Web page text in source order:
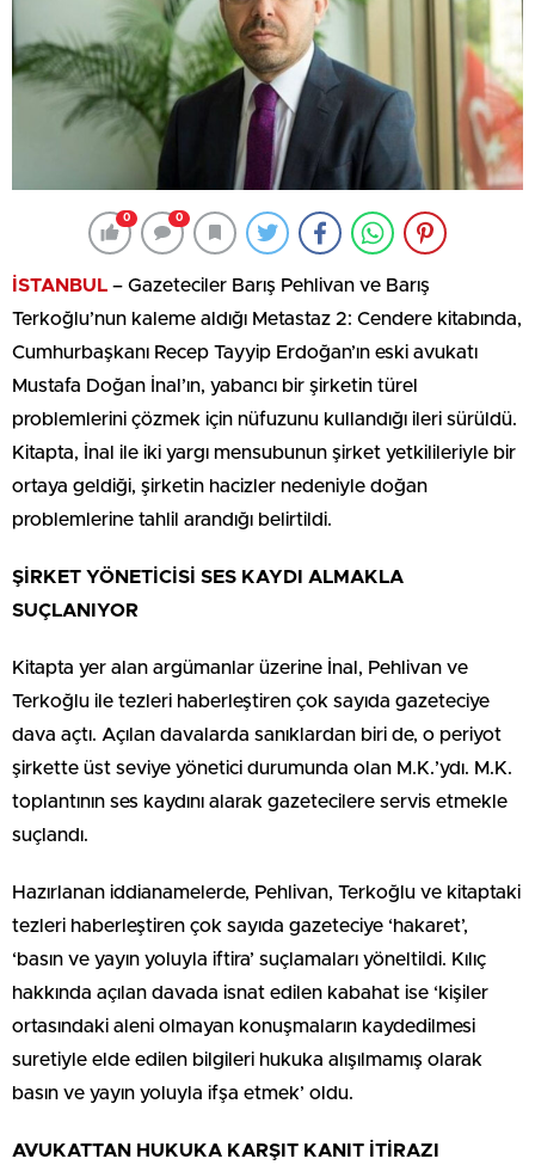
0 0
İSTANBUL – Gazeteciler Barış Pehlivan ve Barış
Terkoğlu’nun kaleme aldığı Metastaz 2: Cendere kitabında,
Cumhurbaşkanı Recep Tayyip Erdoğan’ın eski avukatı
Mustafa Doğan İnal’ın, yabancı bir şirketin türel
problemlerini çözmek için nüfuzunu kullandığı ileri sürüldü.
Kitapta, İnal ile iki yargı mensubunun şirket yetkilileriyle bir
ortaya geldiği, şirketin hacizler nedeniyle doğan
problemlerine tahlil arandığı belirtildi.
ŞİRKET YÖNETİCİSİ SES KAYDI ALMAKLA
SUÇLANIYOR
Kitapta yer alan argümanlar üzerine İnal, Pehlivan ve
Terkoğlu ile tezleri haberleştiren çok sayıda gazeteciye
dava açtı. Açılan davalarda sanıklardan biri de, o periyot
şirkette üst seviye yönetici durumunda olan M.K.’ydı. M.K.
toplantının ses kaydını alarak gazetecilere servis etmekle
suçlandı.
Hazırlanan iddianamelerde, Pehlivan, Terkoğlu ve kitaptaki
tezleri haberleştiren çok sayıda gazeteciye ‘hakaret’,
‘basın ve yayın yoluyla iftira’ suçlamaları yöneltildi. Kılıç
hakkında açılan davada isnat edilen kabahat ise ‘kişiler
ortasındaki aleni olmayan konuşmaların kaydedilmesi
suretiyle elde edilen bilgileri hukuka alışılmamış olarak
basın ve yayın yoluyla ifşa etmek’ oldu.
AVUKATTAN HUKUKA KARŞIT KANIT İTİRAZI